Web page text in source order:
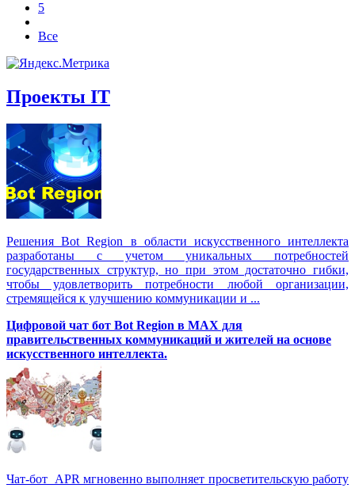
5
Все
Проекты IT
Решения Вot Region в области искусственного интеллекта
разработаны с учетом уникальных потребностей
государственных структур, но при этом достаточно гибки,
чтобы удовлетворить потребности любой организации,
стремящейся к улучшению коммуникации и ...
Цифровой чат бот Вot Region в MAX для
правительственных коммуникаций и жителей на основе
искусственного интеллекта.
Чат-бот APR мгновенно выполняет просветительскую работу